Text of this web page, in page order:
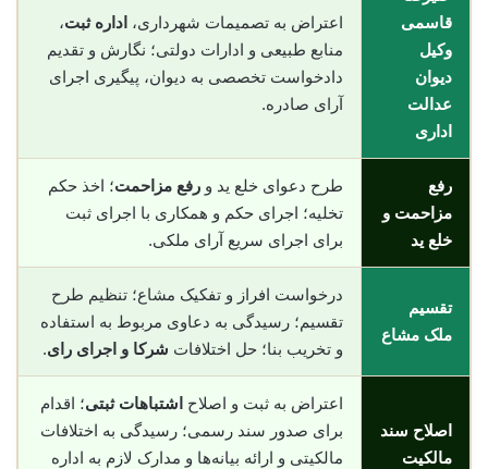
قاسمی
وکیل
دیوان
عدالت
اداری
اعتراض به تصمیمات شهرداری، اداره ثبت،
منابع طبیعی و ادارات دولتی؛ نگارش و تقدیم
دادخواست تخصصی به دیوان، پیگیری اجرای
آرای صادره.
رفع
مزاحمت و
خلع ید
طرح دعوای خلع ید و رفع مزاحمت؛ اخذ حکم
تخلیه؛ اجرای حکم و همکاری با اجرای ثبت
برای اجرای سریع آرای ملکی.
تقسیم
ملک مشاع
درخواست افراز و تفکیک مشاع؛ تنظیم طرح
تقسیم؛ رسیدگی به دعاوی مربوط به استفاده
و تخریب بنا؛ حل اختلافات شرکا و اجرای رای.
اصلاح سند
مالکیت
اعتراض به ثبت و اصلاح اشتباهات ثبتی؛ اقدام
برای صدور سند رسمی؛ رسیدگی به اختلافات
مالکیتی و ارائه بیانه‌ها و مدارک لازم به اداره